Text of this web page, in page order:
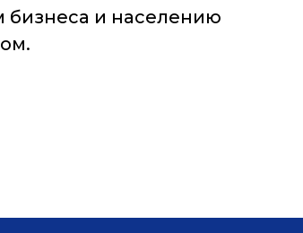
бизнеса и населению